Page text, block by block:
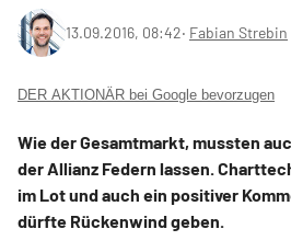
13.09.2016, 08:42‧ Fabian Strebin
DER AKTIONÄR bei Google bevorzugen
Wie der Gesamtmarkt, mussten
der Allianz Federn lassen.
im Lot und auch ein positiver
dürfte Rückenwind geben.